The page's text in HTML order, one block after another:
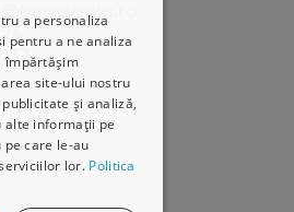
a personaliza
pentru a ne analiza
împărtășim
site-ului nostru
și analiză,
alte informații pe
care le-au
lor. Politica